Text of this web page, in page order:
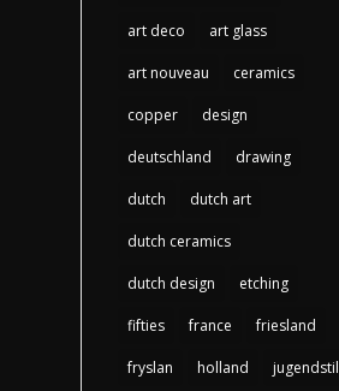
art deco art glass
art nouveau ceramics
copper design
deutschland drawing
dutch dutch art
dutch ceramics
dutch design etching
fifties france friesland
fryslan holland jugendstil